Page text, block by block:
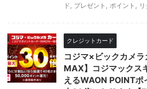
ド
プレゼント ポイント
クレジットカード
コジマ×ビックカメラ
MAX】コジマックス
えるWAON POINTポ